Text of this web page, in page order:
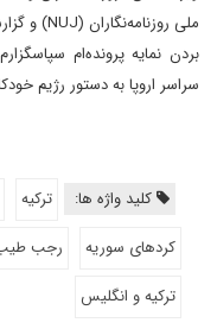
بردن نمایه پرونده‌ام
سراسر اروپا به دستور رژیم
کلید واژه ها: ترکیه
کردهای سوریه
رجب طیب
ترکیه و انگلیس